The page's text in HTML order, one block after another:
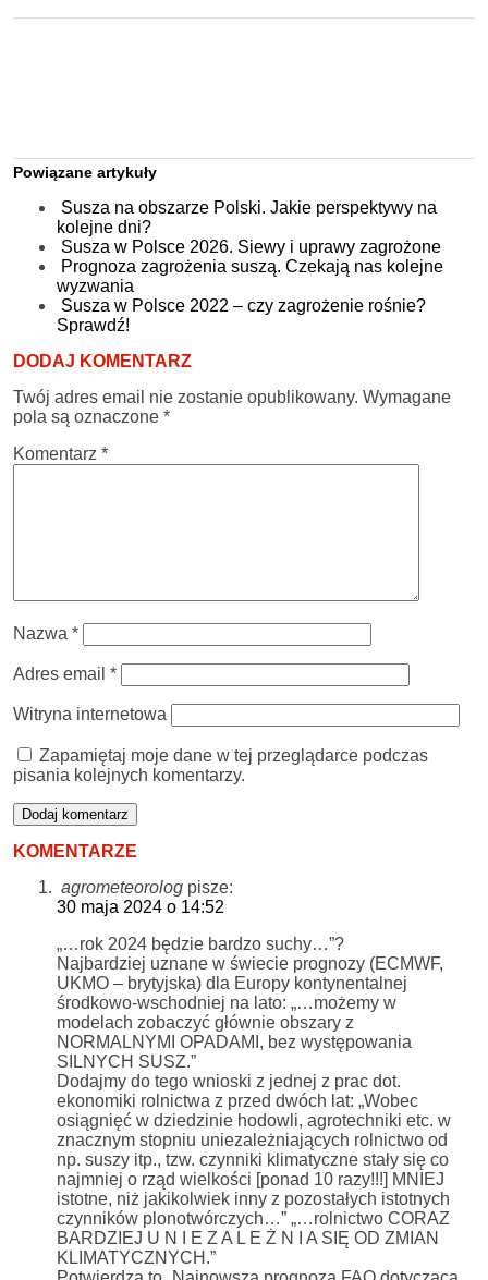
Powiązane artykuły
Susza na obszarze Polski. Jakie perspektywy na
kolejne dni?
Susza w Polsce 2026. Siewy i uprawy zagrożone
Prognoza zagrożenia suszą. Czekają nas kolejne
wyzwania
Susza w Polsce 2022 – czy zagrożenie rośnie?
Sprawdź!
DODAJ KOMENTARZ
Twój adres email nie zostanie opublikowany. Wymagane
pola są oznaczone *
Komentarz *
Nazwa *
Adres email *
Witryna internetowa
Zapamiętaj moje dane w tej przeglądarce podczas
pisania kolejnych komentarzy.
KOMENTARZE
agrometeorolog pisze:
30 maja 2024 o 14:52
„…rok 2024 będzie bardzo suchy…”?
Najbardziej uznane w świecie prognozy (ECMWF,
UKMO – brytyjska) dla Europy kontynentalnej
środkowo-wschodniej na lato: „…możemy w
modelach zobaczyć głównie obszary z
NORMALNYMI OPADAMI, bez występowania
SILNYCH SUSZ.”
Dodajmy do tego wnioski z jednej z prac dot.
ekonomiki rolnictwa z przed dwóch lat: „Wobec
osiągnięć w dziedzinie hodowli, agrotechniki etc. w
znacznym stopniu uniezależniających rolnictwo od
np. suszy itp., tzw. czynniki klimatyczne stały się co
najmniej o rząd wielkości [ponad 10 razy!!!] MNIEJ
istotne, niż jakikolwiek inny z pozostałych istotnych
czynników plonotwórczych…” „…rolnictwo CORAZ
BARDZIEJ U N I E Z A L E Ż N I A SIĘ OD ZMIAN
KLIMATYCZNYCH.”